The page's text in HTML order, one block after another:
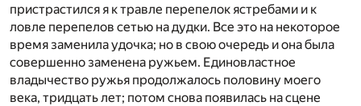
пристрастился я к травле перепелок ястребами и к
ловле перепелов сетью на дудки. Все это на некоторое
время заменила удочка; но в свою очередь и она была
совершенно заменена ружьем. Единовластное
владычество ружья продолжалось половину моего
века, тридцать лет; потом снова появилась на сцене